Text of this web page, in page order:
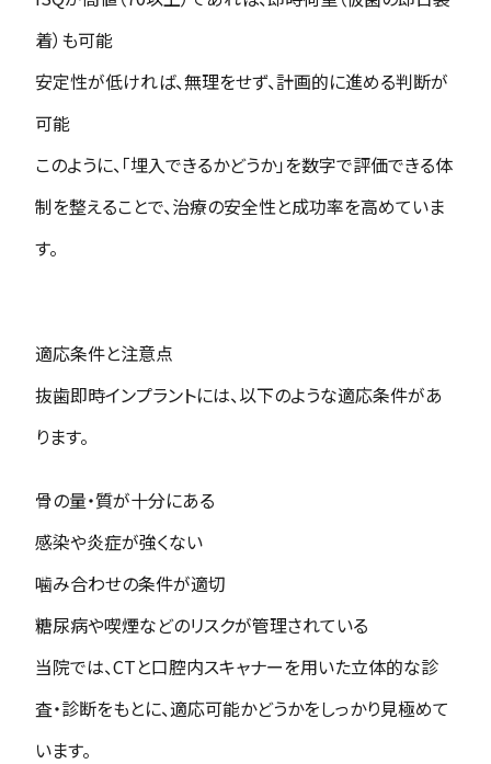
着）も可能
安定性が低ければ、無理をせず、計画的に進める判断が
可能
このように、「埋入できるかどうか」を数字で評価できる体
制を整えることで、治療の安全性と成功率を高めていま
す。
適応条件と注意点
抜歯即時インプラントには、以下のような適応条件があ
ります。
骨の量・質が十分にある
感染や炎症が強くない
噛み合わせの条件が適切
糖尿病や喫煙などのリスクが管理されている
当院では、CTと口腔内スキャナーを用いた立体的な診
査・診断をもとに、適応可能かどうかをしっかり見極めて
います。